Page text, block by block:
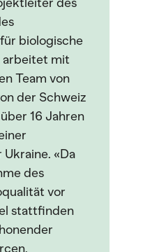
biologische
arbeitet mit
Team von
der Schweiz
16 Jahren
«Da
des
vor
stattfinden